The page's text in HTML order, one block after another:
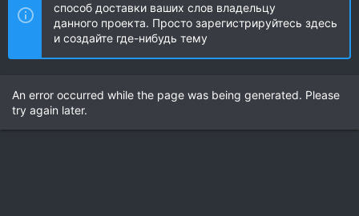
способ доставки ваших слов владельцу
данного проекта. Просто зарегистрируйтесь здесь
и создайте где-нибудь тему
An error occurred while the page was being generated. Please
try again later.